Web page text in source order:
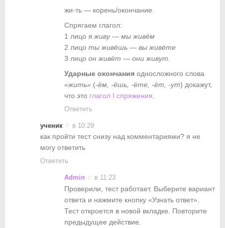
жи-ть — корень/окончание.
Спрягаем глагол:
1 лицо я живу — мы живём
2 лицо ты живёшь — вы живёте
3 лицо он живёт — они живут.
Ударные окончания односложного слова
«жить» (-ём, -ёшь, -ёте, -ёт, -ут) докажут,
что это глагол I спряжения.
Ответить
ученик в 10:29
как пройти тест снизу над комментариями? я не
могу ответить
Ответить
Admin в 11:23
Проверили, тест работает. Выберите вариант
ответа и нажмите кнопку «Узнать ответ».
Тест откроется в новой вкладке. Повторите
предыдущее действие.